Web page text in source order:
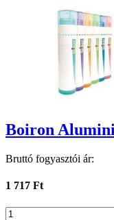
Boiron
Bruttó fogyasztói ár:
1 717 Ft